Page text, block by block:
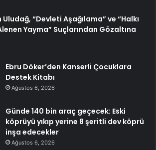
“Devleti Aşağılama” ve “Halkı
Yayma” Suçlarından Gözaltına
Ebru Döker’den Kanserli Çocuklara
Destek Kitabı
Ağustos 6, 2026
Günde 140 bin araç geçecek: Eski
köprüyü yıkıp yerine 8 şeritli dev köprü
inşa edecekler
Ağustos 6, 2026